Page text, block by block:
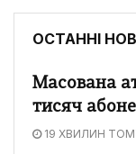
ОСТАННІ
Масована
тисяч
19 ХВИЛИН